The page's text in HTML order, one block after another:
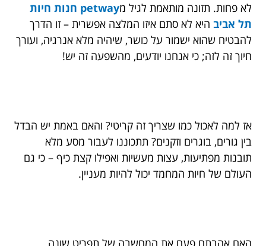
לא פחות. תזונה מותאמת לגיל מ
petway חנות חיות
תל אביב היא לא סתם איזו המלצה אפשרית – זו הדרך
להבטיח שהוא ישמור על כושר, שיהיה מלא אנרגיה, ועורך
חיוך זה לזה; כי אנחנו יודעים, מהשפעה זה יש!
אז למה לאכול כמו שצריך זה קריטי? והאם באמת יש הבדל
בין גורים, בוגרים וזקנים? תתכוננו לעבור מסע מלא
תובנות מפתיעות, עצות מעשיות ואפילו קצת כיף – כי גם
העולם של חיות המחמד יכול להיות מעניין.
האם אהבתם פעם את המחשבה של תפריט שונה